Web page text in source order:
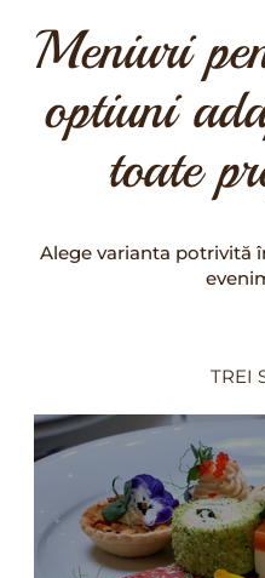
Meniuri
optiuni
toate
Alege varianta potrivită
TREI